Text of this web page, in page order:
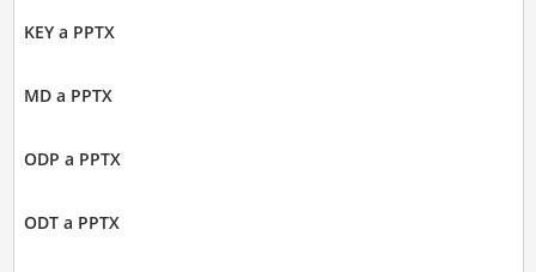
KEY a PPTX
MD a PPTX
ODP a PPTX
ODT a PPTX